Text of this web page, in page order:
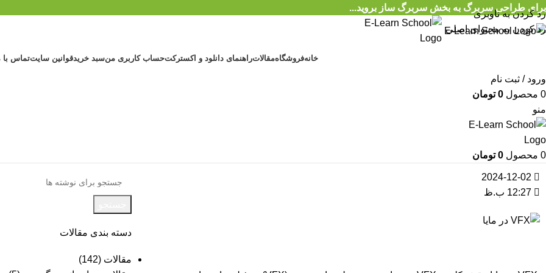
رد کردن به ناوبری
رد کردن به محتوای اصلی
برای طراحی سربرگ به بخش سربرگ ساز بروید...
خانهفروشگاهمقالاتراهنمای دانلود و اکسترکتحساب کاربری منسبد خریدقوانین سایتتماس با
ورود / ثبت نام
0 محصول 0 تومان
منو
0 محصول 0 تومان
2024-12-02
12:27 ب.ظ
دسته بندی مقالات
مقالات (142)